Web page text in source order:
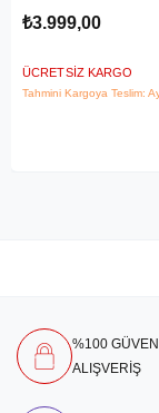
₺3.999,00
ÜCRETSIZ KARGO
Tahmini Kargoya Teslim:
%100
ALIŞVERİŞ